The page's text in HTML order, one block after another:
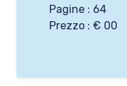
Pagine : 64
Prezzo : € 00